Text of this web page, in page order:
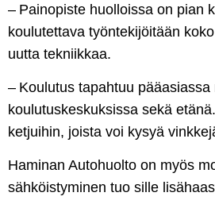
– Painopiste huolloissa on pian
koulutettava työntekijöitään
uutta tekniikkaa.
– Koulutus tapahtuu
koulutuskeskuksissa sekä
ketjuihin, joista voi kysyä
Haminan Autohuolto on myös
sähköistyminen tuo sille